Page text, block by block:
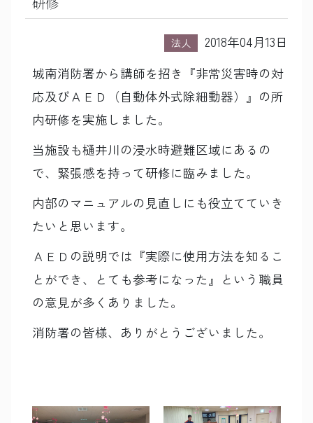
法人
2018年04月13日
城南消防署から講師を招き『非常災害時の対
応及びＡＥＤ（自動体外式除細動器）』の所
内研修を実施しました。
当施設も樋井川の浸水時避難区域にあるの
で、緊張感を持って研修に臨みました。
内部のマニュアルの見直しにも役立てていき
たいと思います。
ＡＥＤの説明では『実際に使用方法を知るこ
とができ、とても参考になった』という職員
の意見が多くありました。
消防署の皆様、ありがとうございました。